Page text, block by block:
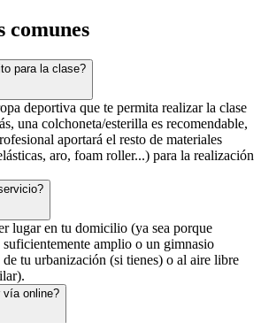
comunes
para la clase?
deportiva que te permita realizar la clase
una colchoneta/esterilla es recomendable,
aportará el resto de materiales
aro, foam roller...) para la realización
lugar en tu domicilio (ya sea porque
suficientemente amplio o un gimnasio
tu urbanización (si tienes) o al aire libre
vía online?